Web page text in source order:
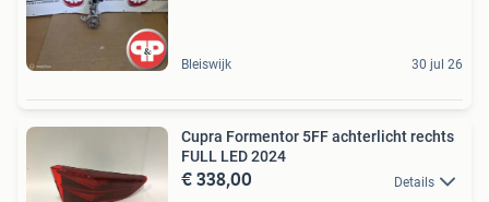
Bleiswijk 30 jul 26
Cupra Formentor 5FF achterlicht rechts
FULL LED 2024
€ 338,00 Details